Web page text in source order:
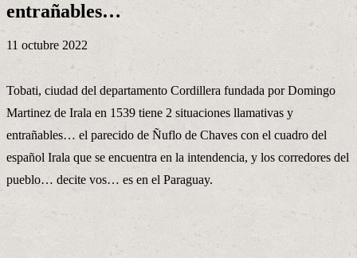
entrañables…
11 octubre 2022
Tobati, ciudad del departamento Cordillera fundada por Domingo
Martinez de Irala en 1539 tiene 2 situaciones llamativas y
entrañables… el parecido de Ñuflo de Chaves con el cuadro del
español Irala que se encuentra en la intendencia, y los corredores del
pueblo… decite vos… es en el Paraguay.